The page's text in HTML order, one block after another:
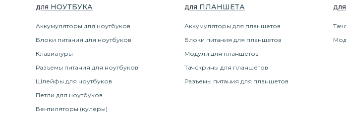
для НОУТБУКА
Аккумуляторы для ноутбуков
Блоки питания для ноутбуков
Клавиатуры
Разъемы питания для ноутбуков
Шлейфы для ноутбуков
Петли для ноутбуков
Вентиляторы (кулеры)
для ПЛАНШЕТА
Аккумуляторы для планшетов
Блоки питания для планшетов
Модули для планшетов
Тачскрины для планшетов
Разъемы питания для планшетов
для